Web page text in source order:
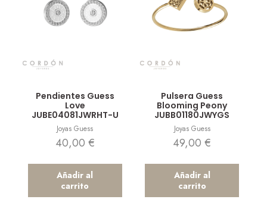
Pendientes Guess
Love
JUBE04081JWRHT-U
Joyas Guess
40,00 €
Añadir al
carrito
Pulsera Guess
Blooming Peony
JUBB01180JWYGS
Joyas Guess
49,00€
Añadir al
carrito